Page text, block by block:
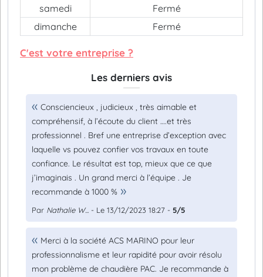
samedi
Fermé
dimanche
Fermé
C'est votre entreprise ?
Les derniers avis
Consciencieux , judicieux , très aimable et
compréhensif, à l’écoute du client ….et très
professionnel . Bref une entreprise d’exception avec
laquelle vs pouvez confier vos travaux en toute
confiance. Le résultat est top, mieux que ce que
j’imaginais . Un grand merci à l’équipe . Je
recommande à 1000 %
Par Nathalie W... - Le 13/12/2023 18:27 - 5/5
Merci à la société ACS MARINO pour leur
professionnalisme et leur rapidité pour avoir résolu
mon problème de chaudière PAC. Je recommande à